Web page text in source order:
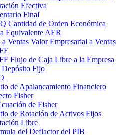
Efectiva
Final
Cantidad de Orden Económica
Equivalente AER
Ventas Valor Empresarial a Ventas
Flujo de Caja Libre a la Empresa
Depósito Fijo
de Apalancamiento Financiero
Fisher
de Fisher
de Rotación de Activos Fijos
Libre
del Deflactor del PIB